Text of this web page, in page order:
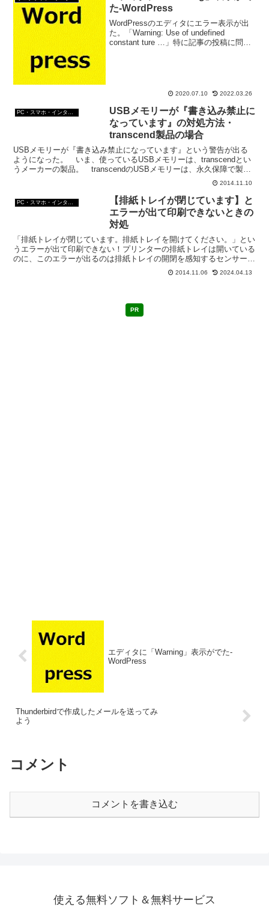
た-WordPress
WordPressのエディタにエラー表示が出
た。「Warning: Use of undefined
constant ture …」特に記事の投稿に問題
2020.07.10 2022.03.26
PC・スマホ・インターネットトラブルの解消方法
USBメモリーが『書き込み禁止に
なっています』の対処方法・
transcend製品の場合
USBメモリーが『書き込み禁止になっています』という警告が出る
ようになった。 いま、使っているUSBメモリーは、transcendとい
うメーカーの製品。 transcendのUSBメモリーは、永久保障で製品
2014.11.10
【排紙トレイが閉じています】と
エラーが出て印刷できないときの
対処
「排紙トレイが閉じています。排紙トレイを開けてください。」とい
うエラーが出て印刷できない！プリンターの排紙トレイは開いている
のに、このエラーが出るのは排紙トレイの開閉を感知するセンサーの
不都合が原因らしい。解決方法は、物を挟むこと！2014.11.06 2024.04.13
PR
エディタに「Warning」表示がでた-
WordPress
Thunderbirdで作成したメールを送ってみ
よう
コメント
コメントを書き込む
使える無料ソフト＆無料サービス